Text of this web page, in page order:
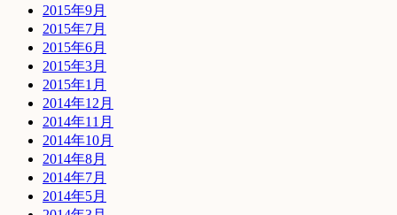
2015年9月
2015年7月
2015年6月
2015年3月
2015年1月
2014年12月
2014年11月
2014年10月
2014年8月
2014年7月
2014年5月